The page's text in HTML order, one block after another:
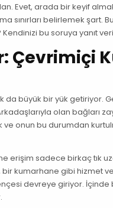
Evet, arada bir keyif
sınırları belirlemek şart.
bu soruya yanıt
Çevrimiçi
da büyük bir yük getiriyor.
olan bağları
ve onun bu durumdan
sadece birkaç tık
bir kumarhane gibi hizmet
devreye giriyor. İçinde